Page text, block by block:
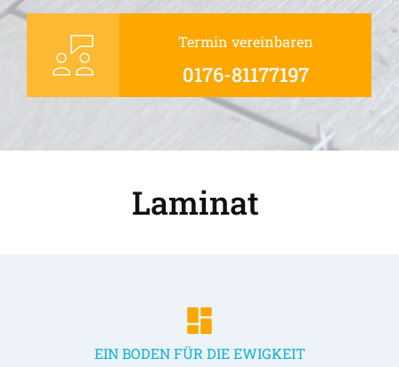
Termin vereinbaren
0176-81177197
Laminat
EIN BODEN FÜR DIE EWIGKEIT